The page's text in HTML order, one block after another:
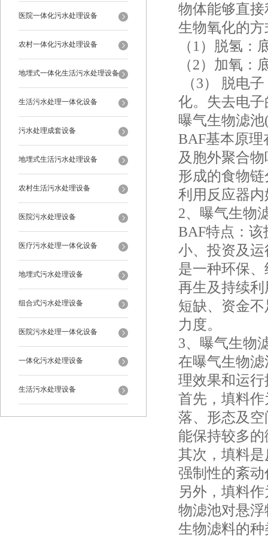
医院一体化污水处理设备
农村一体化污水处理设备
地埋式一体化生活污水处理设备
生活污水处理一体化设备
污水处理成套设备
地埋式生活污水处理设备
农村生活污水处理设备
医院污水处理设备
医疗污水处理一体化设备
地埋式污水处理设备
组合式污水处理设备
医院污水处理一体化设备
一体化污水处理设备
生活污水处理设备
物体能够直
生物氧化的
（1）脱氢
（2）加氧
（3） 脱电
化。失去电
曝气生物滤
BAF基本原
及胞外聚合
形成的食物
利用反应器
2、曝气生物
BAF特点：
小、投资及
是一种环保
再生及持续
短缺、资金
力度。
3、曝气生物
在曝气生物
理效果和运
首先，填料
落、形态及
能保持较多
其次，填料
强制性的紊
另外，填料
物滤池对悬
生物滤料的